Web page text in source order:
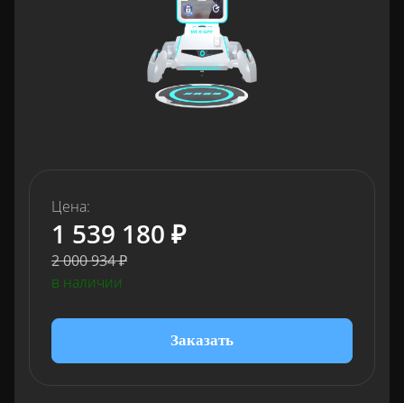
Цена:
1 539 180 ₽
2 000 934 ₽
в наличии
Заказать